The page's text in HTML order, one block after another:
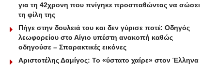
για τη 42χρονη που πνίγηκε προσπαθώντας να σώσει
τη φίλη της
Πήγε στην δουλειά του και δεν γύρισε ποτέ: Οδηγός
λεωφορείου στο Αίγιο υπέστη ανακοπή καθώς
οδηγούσε – Σπαρακτικές εικόνες
Αριστοτέλης Δαμίγος: Το «ύστατο χαίρε» στον Έλληνα